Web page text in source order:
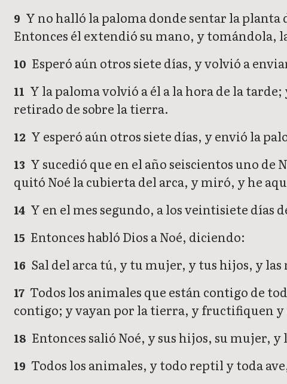
9 Y no halló la paloma donde sentar la planta
Entonces él extendió su mano, y tomándola,
10 Esperó aún otros siete días, y volvió a
11 Y la paloma volvió a él a la hora de la
retirado de sobre la tierra.
12 Y esperó aún otros siete días, y envió la
13 Y sucedió que en el año seiscientos uno
quitó Noé la cubierta del arca, y miró, y he
14 Y en el mes segundo, a los veintisiete días
15 Entonces habló Dios a Noé, diciendo:
16 Sal del arca tú, y tu mujer, y tus hijos, y
17 Todos los animales que están contigo de
contigo; y vayan por la tierra, y fructifiquen
18 Entonces salió Noé, y sus hijos, su mujer, y
19 Todos los animales, y todo reptil y toda